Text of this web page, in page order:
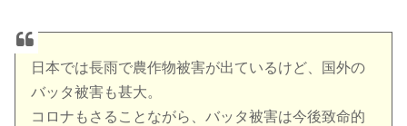
日本では長雨で農作物被害が出ているけど、国外の
バッタ被害も甚大。
コロナもさることながら、バッタ被害は今後致命的